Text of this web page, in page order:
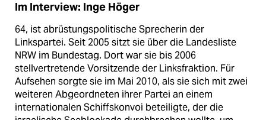
Im Interview: Inge Höger
64, ist abrüstungspolitische Sprecherin der
Linkspartei. Seit 2005 sitzt sie über die Landesliste
NRW im Bundestag. Dort war sie bis 2006
stellvertretende Vorsitzende der Linksfraktion. Für
Aufsehen sorgte sie im Mai 2010, als sie sich mit zwei
weiteren Abgeordneten ihrer Partei an einem
internationalen Schiffskonvoi beteiligte, der die